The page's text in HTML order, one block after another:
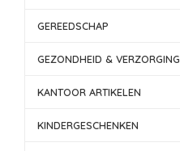
GEREEDSCHAP
GEZONDHEID & VERZORGING
KANTOOR ARTIKELEN
KINDERGESCHENKEN